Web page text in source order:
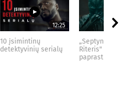
12:25
10 įsimintinų
detektyvinių serialų
„Septynių
Riteris" – kai
paprastumas